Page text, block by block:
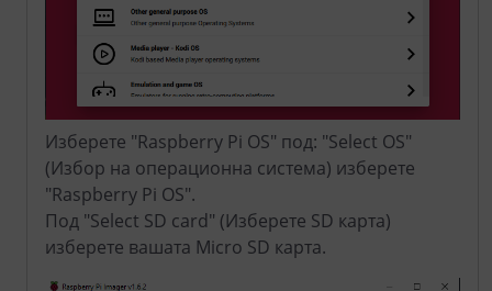
Изберете "Raspberry Pi OS" под: "Select OS"
(Избор на операционна система) изберете
"Raspberry Pi OS".
Под "Select SD card" (Изберете SD карта)
изберете вашата Micro SD карта.